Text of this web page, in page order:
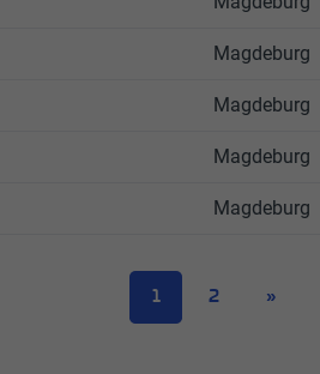
Magdeburg
Magdeburg
Magdeburg
Magdeburg
1 2 »